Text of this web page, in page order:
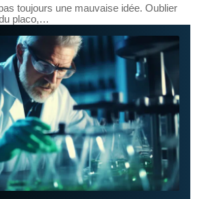
toujours une mauvaise idée. Oublier
placo,…